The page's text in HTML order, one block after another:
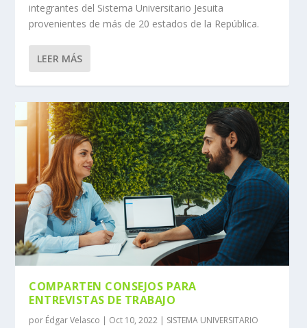
integrantes del Sistema Universitario Jesuita
provenientes de más de 20 estados de la República.
LEER MÁS
COMPARTEN CONSEJOS PARA
ENTREVISTAS DE TRABAJO
por Édgar Velasco | Oct 10, 2022 | SISTEMA UNIVERSITARIO